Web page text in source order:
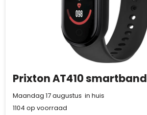
Prixton AT410 smartband
Maandag 17 augustus in huis
1104 op voorraad